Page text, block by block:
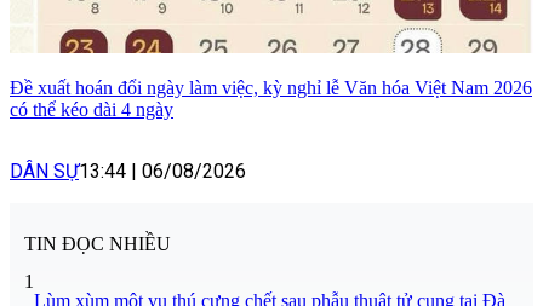
Đề xuất hoán đổi ngày làm việc, kỳ nghỉ lễ Văn hóa Việt Nam 2026
có thể kéo dài 4 ngày
DÂN SỰ13:44 | 06/08/2026
TIN ĐỌC NHIỀU
1
Lùm xùm một vụ thú cưng chết sau phẫu thuật tử cung tại Đà